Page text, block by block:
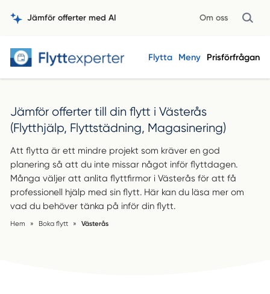
Jämför offerter med AI Om oss
Flytta Meny Prisförfrågan
Jämför offerter till din flytt i Västerås
(Flytthjälp, Flyttstädning, Magasinering)
Att flytta är ett mindre projekt som kräver en god
planering så att du inte missar något inför flyttdagen.
Många väljer att anlita flyttfirmor i Västerås för att få
professionell hjälp med sin flytt. Här kan du läsa mer om
vad du behöver tänka på inför din flytt.
Hem » Boka flytt » Västerås